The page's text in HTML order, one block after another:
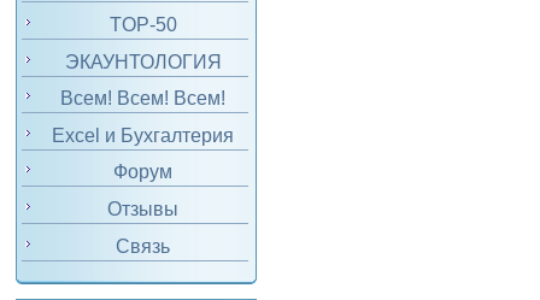
TOP-50
ЭКАУНТОЛОГИЯ
Всем! Всем! Всем!
Excel и Бухгалтерия
Форум
Отзывы
Связь